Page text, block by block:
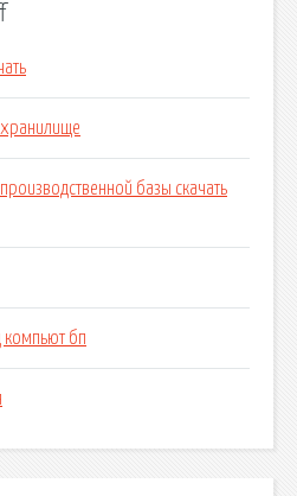
базы скачать
компьют бп